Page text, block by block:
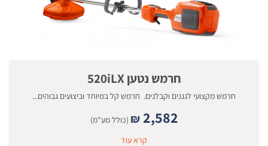
חרמש נטען 520iLX
חרמש מקצועי לגננים וקבלנים. חרמש קל במיוחד וביצועים גבוהים...
₪ 2,582
(כולל מע"מ)
קרא עוד